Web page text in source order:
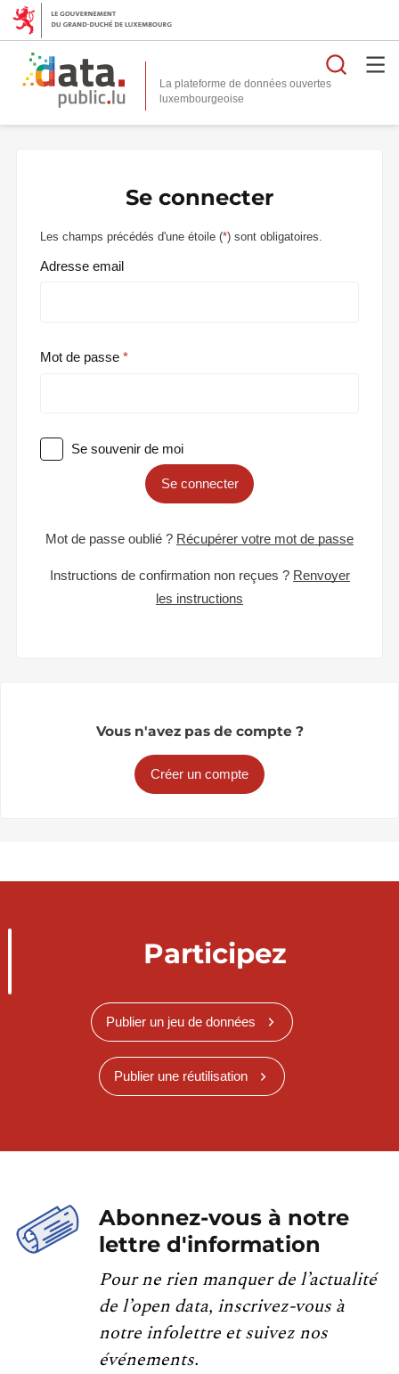
La plateforme de données ouvertes
Se connecter
Les champs précédés d'une étoile (*) sont obligatoires.
Adresse email
Mot de passe
Se souvenir de moi
Se connecter
Mot de passe oublié ? Récupérer votre mot de passe
Instructions de confirmation non reçues ? Renvoyer
les instructions
Vous n'avez pas de compte ?
Créer un compte
Participez
Publier un jeu de données
Publier une réutilisation
Abonnez-vous à notre
lettre d'information
Pour ne rien manquer de l’actualité
de l’open data, inscrivez-vous à
notre infolettre et suivez nos
événements.